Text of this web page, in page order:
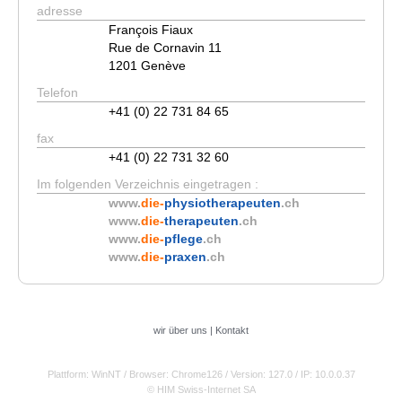
adresse
François Fiaux
Rue de Cornavin 11
1201 Genève
Telefon
+41 (0) 22 731 84 65
fax
+41 (0) 22 731 32 60
Im folgenden Verzeichnis eingetragen :
www.die-physiotherapeuten.ch
www.die-therapeuten.ch
www.die-pflege.ch
www.die-praxen.ch
wir über uns | Kontakt
Plattform: WinNT / Browser: Chrome126 / Version: 127.0 / IP: 10.0.0.37
© HIM Swiss-Internet SA